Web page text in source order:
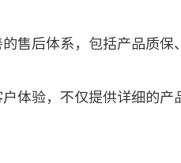
后体系，包括产品质保
验，不仅提供详细的产